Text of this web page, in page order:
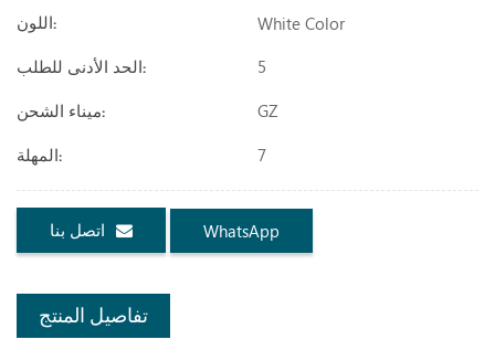
اللون: White Color
الحد الأدنى للطلب: 5
ميناء الشحن: GZ
المهلة: 7
اتصل بنا WhatsApp
تفاصيل المنتج